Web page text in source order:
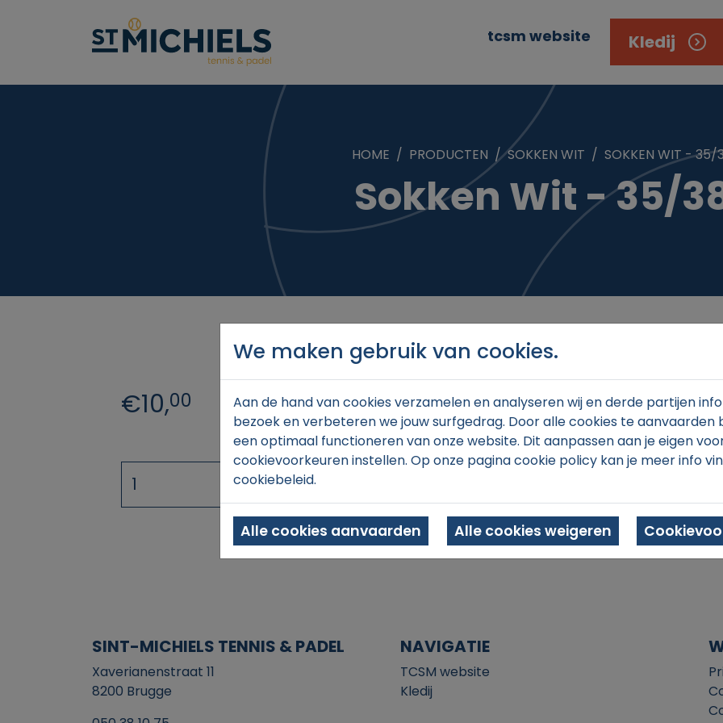
tcsm website Kledij
HOME PRODUCTEN SOKKEN WIT SOKKEN WIT - 35/
Sokken Wit - 35/
€10,00
SINT-MICHIELS TENNIS & PADEL
Xaverianenstraat 11
8200 Brugge
NAVIGATIE
TCSM website
Kledij
We maken gebruik van cookies.
Aan de hand van cookies verzamelen en analyseren wij en derde partijen
bezoek en verbeteren we jouw surfgedrag. Door alle cookies te aanvaarden
een optimaal functioneren van onze website. Dit aanpassen aan je eigen
cookievoorkeuren instellen. Op onze pagina cookie policy kan je meer info
cookiebeleid.
Alle cookies aanvaarden Alle cookies weigeren